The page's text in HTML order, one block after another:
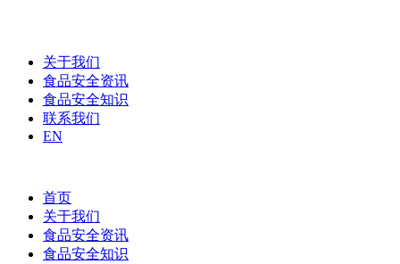
关于我们
食品安全资讯
食品安全知识
联系我们
EN
首页
关于我们
食品安全资讯
食品安全知识